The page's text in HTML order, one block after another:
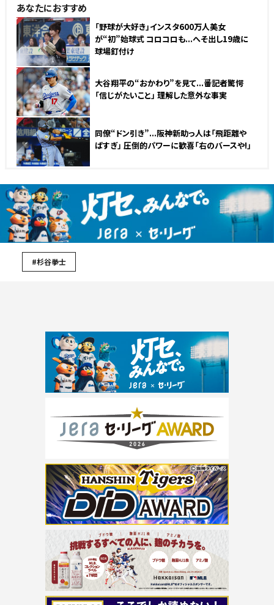
あなたにおすすめ
NEW
「野球が大好き」インスタ600万人美女
が“初”始球式 コロコロも...へそ出し19歳に
球場釘付け
NEW
大谷翔平の“おかわり”を見て...番記者驚愕
「信じがたいこと」 理解した意外な事実
NEW
同僚“ドン引き”...阪神新助っ人は「飛距離や
ばすぎ」 圧倒的パワーに歓喜「右のバースや!」
#杉谷拳士